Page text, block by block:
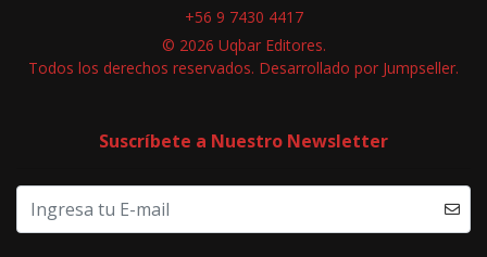
+56 9 7430 4417
© 2026 Uqbar Editores.
Todos los derechos reservados. Desarrollado por Jumpseller.
Suscríbete a Nuestro Newsletter